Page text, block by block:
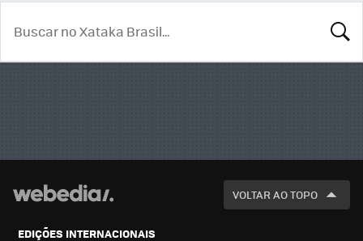
VOLTAR AO TOPO
EDIÇÕES INTERNACIONAIS